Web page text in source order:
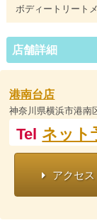
ボディートリート
店舗詳細
港南台店
神奈川県横浜市港南
Tel ネット
アクセス